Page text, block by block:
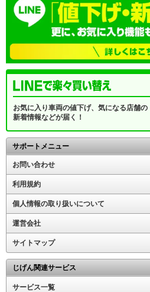
お気に入り車両の値下げ、気になる店舗の
新着情報などが届く！
サポートメニュー
お問い合わせ
利用規約
個人情報の取り扱いについて
運営会社
サイトマップ
じげん関連サービス
サービス一覧